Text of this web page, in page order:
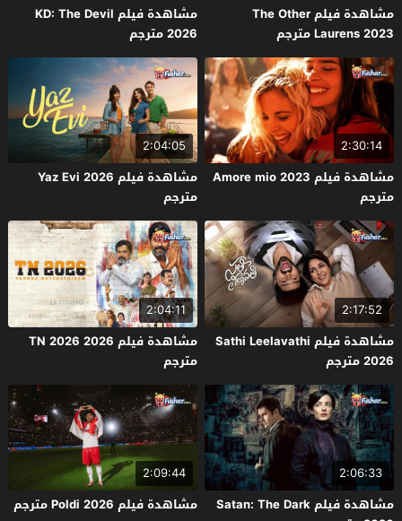
مشاهدة فيلم The Other
Laurens 2023 مترجم
مشاهدة فيلم KD: The Devil
2026 مترجم
2:30:14
مشاهدة فيلم Amore mio 2023
مترجم
2:04:05
مشاهدة فيلم Yaz Evi 2026
مترجم
2:17:52
مشاهدة فيلم Sathi Leelavathi
2026 مترجم
2:04:11
مشاهدة فيلم TN 2026 2026
مترجم
2:06:33
مشاهدة فيلم Satan: The Dark
2:09:44
مشاهدة فيلم Poldi 2026 مترجم